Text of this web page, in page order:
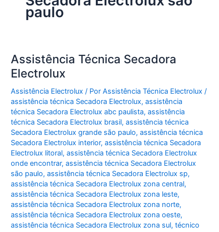
paulo
Assistência Técnica Secadora
Electrolux
Assistência Electrolux / PorAssistência Técnica Electrolux/
assistência técnica Secadora Electrolux,assistência
técnica Secadora Electrolux abc paulista,assistência
técnica Secadora Electrolux brasil,assistência técnica
Secadora Electrolux grande são paulo,assistência técnica
Secadora Electrolux interior,assistência técnica Secadora
Electrolux litoral,assistência técnica Secadora Electrolux
onde encontrar,assistência técnica Secadora Electrolux
são paulo,assistência técnica Secadora Electrolux sp,
assistência técnica Secadora Electrolux zona central,
assistência técnica Secadora Electrolux zona leste,
assistência técnica Secadora Electrolux zona norte,
assistência técnica Secadora Electrolux zona oeste,
assistência técnica Secadora Electrolux zona sul,técnico